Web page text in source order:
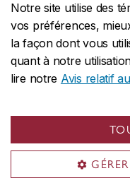
Notre site utilise des
vos préférences,
la façon dont vous
quant à notre
lire notre Avis relatif
CENTRALE514-
URGENCE514-
Protection et prévention |
Conditions d'utilisation |
© Université Concordia.